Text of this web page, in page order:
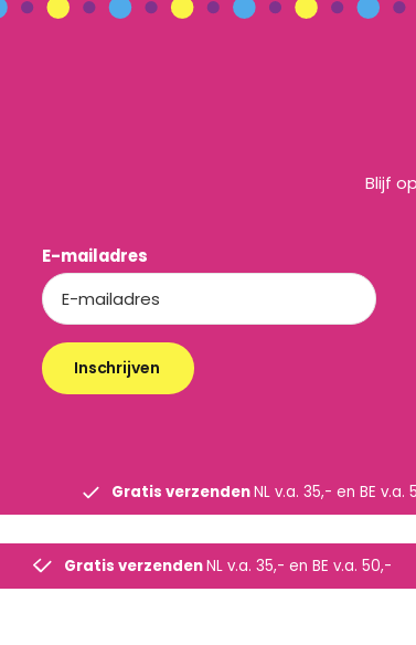
Blijf
E-mailadres
Inschrijven
Gratis verzendenNL v.a. 35,- en BE v.a.
Gratis verzendenNL v.a. 35,- en BE v.a. 50,-